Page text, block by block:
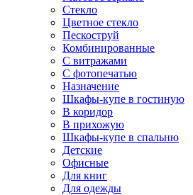
Стекло
Цветное стекло
Пескоструй
Комбинированные
С витражами
С фотопечатью
Назначение
Шкафы-купе в гостиную
В коридор
В прихожую
Шкафы-купе в спальню
Детские
Офисные
Для книг
Для одежды